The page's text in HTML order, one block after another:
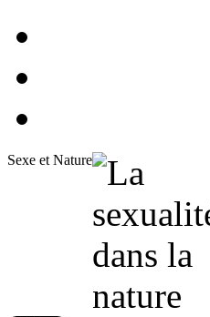
Sexe et Nature